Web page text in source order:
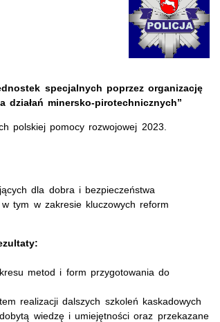
specjalnych poprzez organizację
minersko-pirotechnicznych”
polskiej pomocy rozwojowej 2023.
dla dobra i bezpieczeństwa
tym w zakresie kluczowych reform
metod i form przygotowania do
realizacji dalszych szkoleń kaskadowych
wiedzę i umiejętności oraz przekazane